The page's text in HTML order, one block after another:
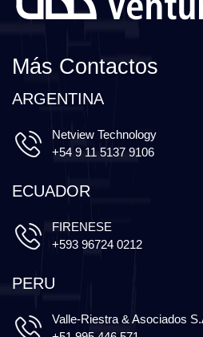
Más Contactos
ARGENTINA
Netview Technology
+54 9 11 5137 9106
ECUADOR
FIRENESE
+593 96724 0212
PERU
Valle-Riestra & Asociados